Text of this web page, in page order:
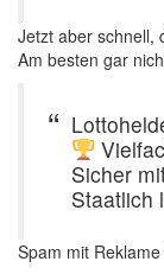
Jetzt aber schnell,
Am besten gar
Sicher
Staatlich
Spam mit